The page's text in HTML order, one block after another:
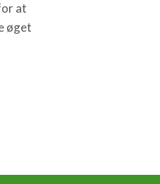
at
øget